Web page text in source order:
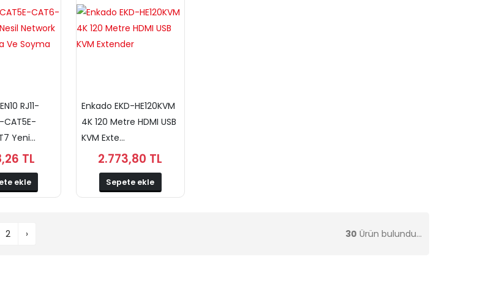
RJ11-
CAT5E-
Yeni...
TL
ekle
Enkado EKD-HE120KVM
4K 120 Metre HDMI USB
KVM Exte...
2.773,80 TL
Sepete ekle
2 › 30 Ürün bulundu...